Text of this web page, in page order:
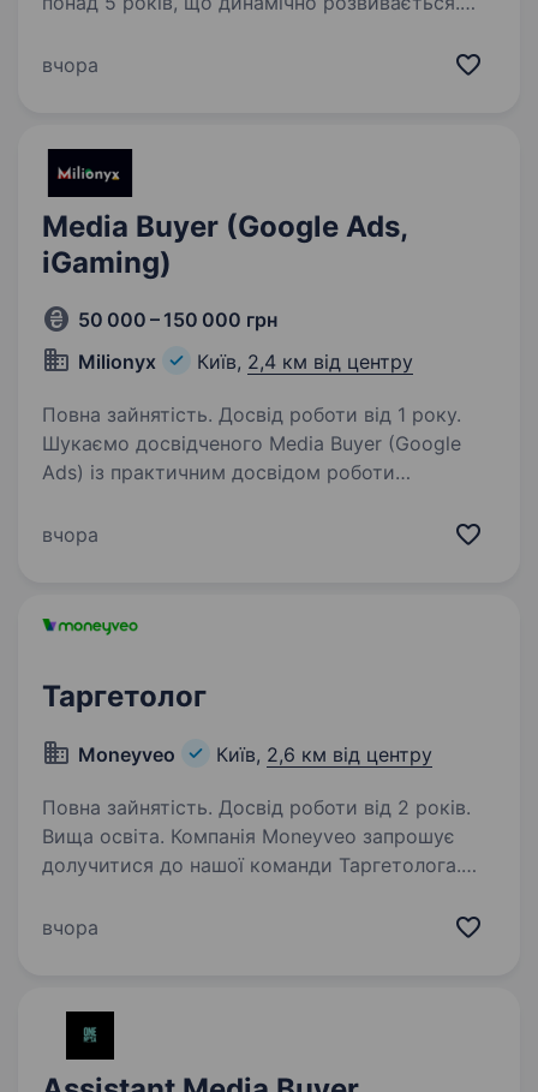
тому ми створюємо всі умови для кар'єрного
вчора
Media Buyer (Google Ads,
iGaming)
50 000 – 150 000 грн
Milionyx
Київ, 2,4 км від центру
Повна зайнятість. Досвід роботи від 1 року.
Шукаємо досвідченого Media Buyer (Google
Ads) із практичним досвідом роботи
масштабування та оптимізацію рекламних
вчора
Таргетолог
Moneyveo Київ, 2,6 км від центру
Повна зайнятість. Досвід роботи від 2 років.
Вища освіта. Компанія Moneyveo запрошує
долучитися до нашої команди Таргетолога.
fintech-компанія, лідер ринку небанківського
вчора